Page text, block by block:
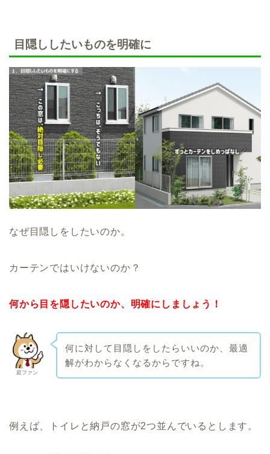
目隠ししたいものを明確に
なぜ目隠しをしたいのか。
カーテンではいけないのか？
何から目を隠したいのか、明確にしましょう！
庭ファン
何に対して目隠しをしたらいいのか、最適
解がわからなくなるからですね。
例えば、トイレと納戸の窓が2つ並んでいるとします。